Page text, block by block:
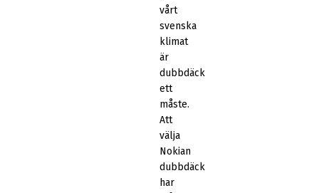
vårt
svenska
klimat
är
dubbdäck
ett
måste.
Att
välja
Nokian
dubbdäck
har